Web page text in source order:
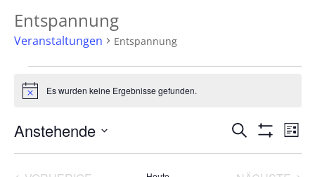
Entspannung
Veranstaltungen Entspannung
HinweisEs wurden keine Ergebnisse gefunden.
Suche
SUCHE LISTE
Anstehende
wählen.